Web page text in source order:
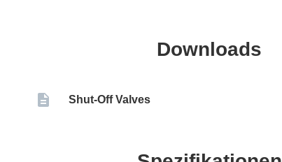
Downloads
Shut-Off Valves